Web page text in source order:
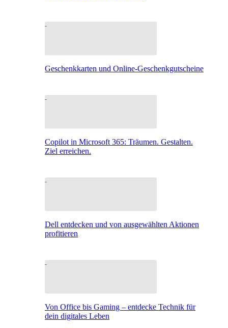
Geschenkkarten und Online-Geschenkgutscheine
Copilot in Microsoft 365: Träumen. Gestalten.
Ziel erreichen.
Dell entdecken und von ausgewählten Aktionen
profitieren
Von Office bis Gaming – entdecke Technik für
dein digitales Leben